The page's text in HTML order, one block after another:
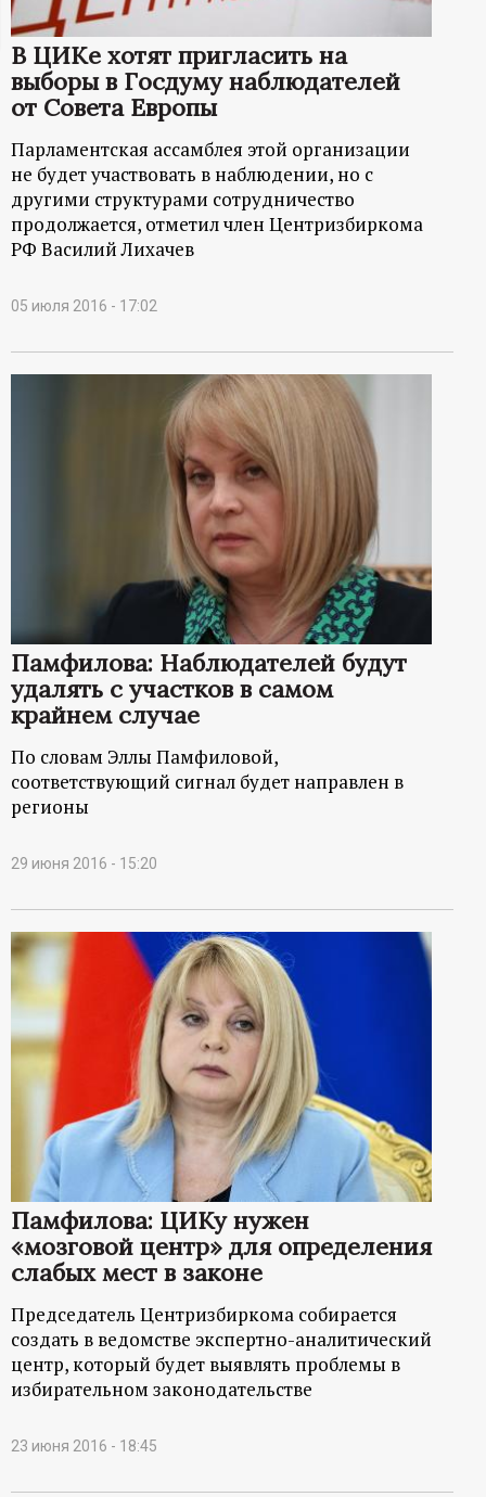
а
ц
и
о
н
й
а
л
В ЦИКе хотят пригласить на
выборы в Госдуму наблюдателей
от Совета Европы
Парламентская ассамблея этой организации
не будет участвовать в наблюдении, но с
другими структурами сотрудничество
продолжается, отметил член Центризбиркома
РФ Василий Лихачев
05 июля 2016 - 17:02
Памфилова: Наблюдателей будут
удалять с участков в самом
крайнем случае
По словам Эллы Памфиловой,
соответствующий сигнал будет направлен в
регионы
29 июня 2016 - 15:20
Памфилова: ЦИКу нужен
«мозговой центр» для определения
слабых мест в законе
Председатель Центризбиркома собирается
создать в ведомстве экспертно-аналитический
центр, который будет выявлять проблемы в
избирательном законодательстве
23 июня 2016 - 18:45